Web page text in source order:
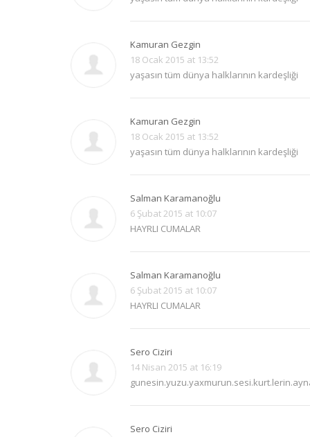
Kamuran Gezgin
18 Ocak 2015 at 13:52
yaşasın tüm dünya halklarının kardeşliği
Kamuran Gezgin
18 Ocak 2015 at 13:52
yaşasın tüm dünya halklarının kardeşliği
Salman Karamanoğlu
6 Şubat 2015 at 10:07
HAYRLI CUMALAR
Salman Karamanoğlu
6 Şubat 2015 at 10:07
HAYRLI CUMALAR
Sero Ciziri
14 Nisan 2015 at 16:19
Sero Ciziri